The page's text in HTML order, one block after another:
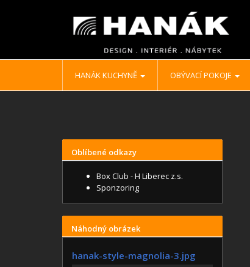
HANÁK KUCHYNĚ OBÝVACÍ POKOJE
Oblíbené odkazy
Box Club - H Liberec z.s.
Sponzoring
Náhodný obrázek
hanak-style-magnolia-3.jpg